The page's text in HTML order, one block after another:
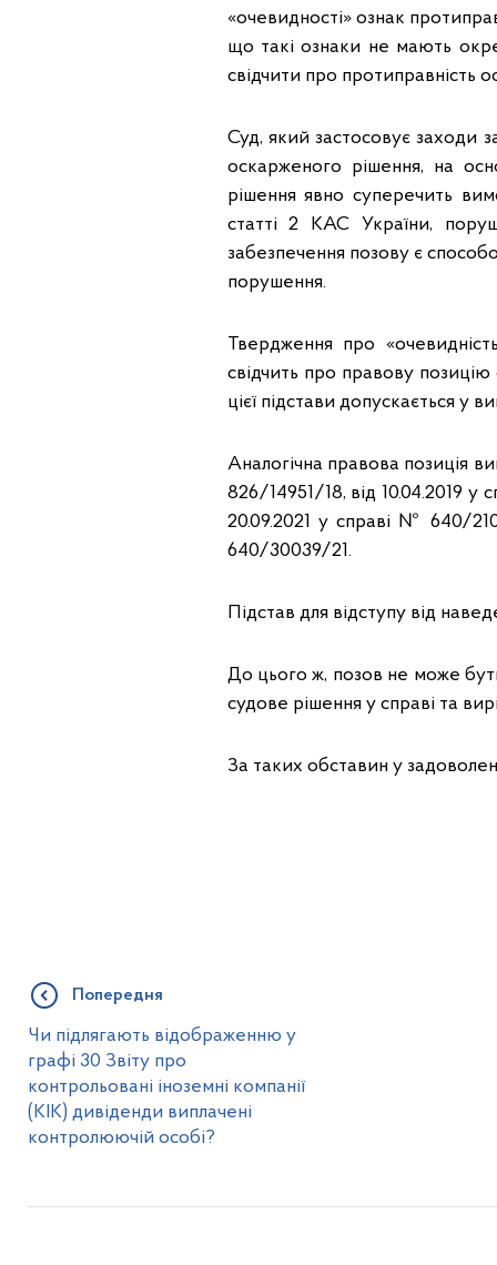
«очевидності» ознак
що такі ознаки не мають
свідчити про протиправність
Суд, який застосовує заходи
оскарженого рішення, на
рішення явно суперечить
статті 2 КАС України,
забезпечення позову є
порушення.
Твердження про
свідчить про правову
цієї підстави допускається у
Аналогічна правова позиція
826/14951/18, від 10.04.2019 у
20.09.2021 у справі № 640/
640/30039/21.
Підстав для відступу від
До цього ж, позов не може
судове рішення у справі та
За таких обставин у
Попередня
Чи підлягають відображенню у
графі 30 Звіту про
контрольовані іноземні компанії
(КІК) дивіденди виплачені
контролюючій особі?